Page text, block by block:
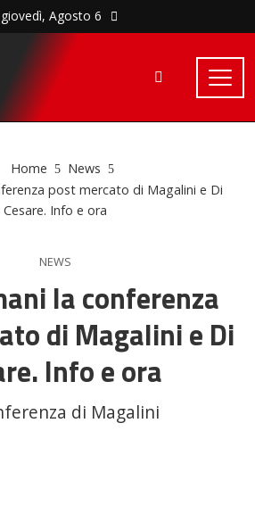
giovedì, Agosto 6
Home
News
post mercato di Magalini e Di
Cesare. Info e ora
NEWS
la conferenza
di Magalini e Di
Info e ora
di Magalini